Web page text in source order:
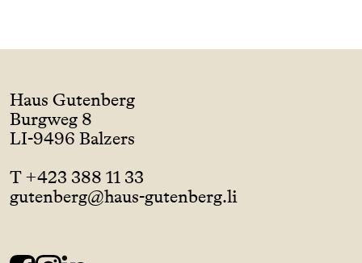
Haus Gutenberg
Burgweg 8
LI-9496 Balzers
T +423 388 11 33
gutenberg@haus-gutenberg.li